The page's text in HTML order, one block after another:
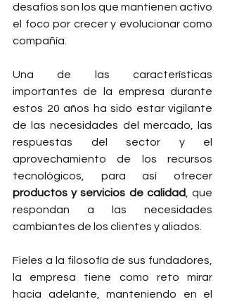
desafíos son los que mantienen activo
el foco por crecer y evolucionar como
compañía.
Una de las características
importantes de la empresa durante
estos 20 años ha sido estar vigilante
de las necesidades del mercado, las
respuestas del sector y el
aprovechamiento de los recursos
productos y servicios de calidad
, que
respondan a las necesidades
cambiantes de los clientes y aliados.
Fieles a la filosofía de sus fundadores,
la empresa tiene como reto mirar
hacia adelante, manteniendo en el